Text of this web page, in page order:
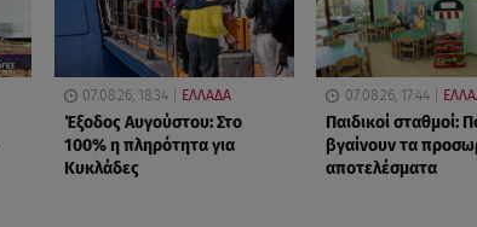
07.08.26, 18:34 ΕΛΛΑΔΑ
Έξοδος Αυγούστου: Στο
100% η πληρότητα για
Κυκλάδες
07.08.26, 17:44
Παιδικοί σταθμοί:
βγαίνουν τα
αποτελέσματα